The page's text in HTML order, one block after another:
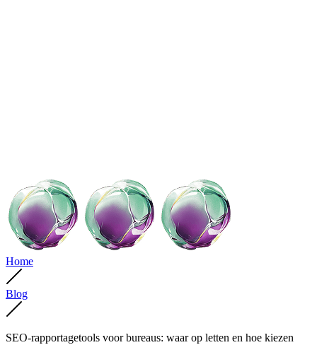
Home
Blog
SEO-rapportagetools voor bureaus: waar op letten en hoe kiezen